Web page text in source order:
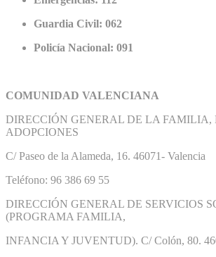
Guardia Civil: 062
Policía Nacional: 091
COMUNIDAD VALENCIANA
DIRECCIÓN GENERAL DE LA FAMILIA,
ADOPCIONES
C/ Paseo de la Alameda, 16. 46071- Valencia
Teléfono: 96 386 69 55
DIRECCIÓN GENERAL DE SERVICIOS
(PROGRAMA FAMILIA,
INFANCIA Y JUVENTUD). C/ Colón, 80.